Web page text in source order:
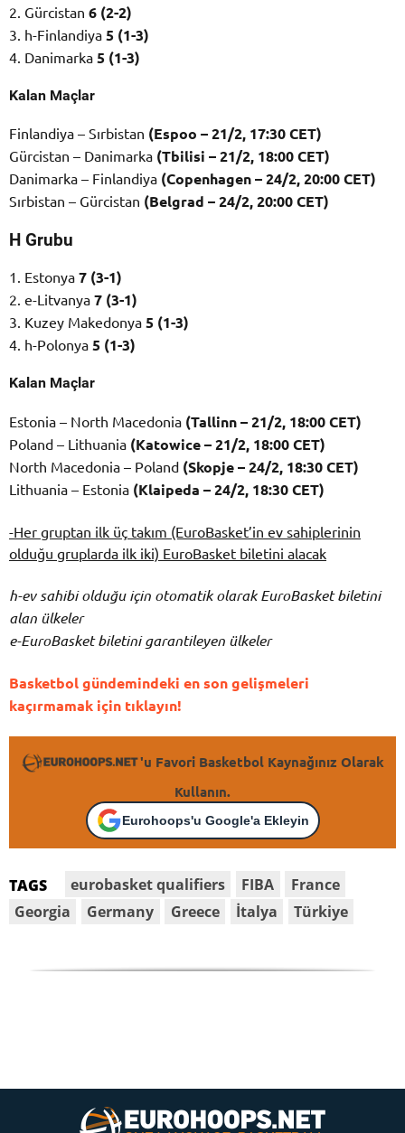
2. Gürcistan 6 (2-2)
3. h-Finlandiya 5 (1-3)
4. Danimarka 5 (1-3)
Kalan Maçlar
Finlandiya – Sırbistan (Espoo – 21/2, 17:30 CET)
Gürcistan – Danimarka (Tbilisi – 21/2, 18:00 CET)
Danimarka – Finlandiya (Copenhagen – 24/2, 20:00 CET)
Sırbistan – Gürcistan (Belgrad – 24/2, 20:00 CET)
H Grubu
1. Estonya 7 (3-1)
2. e-Litvanya 7 (3-1)
3. Kuzey Makedonya 5 (1-3)
4. h-Polonya 5 (1-3)
Kalan Maçlar
Estonia – North Macedonia (Tallinn – 21/2, 18:00 CET)
Poland – Lithuania (Katowice – 21/2, 18:00 CET)
North Macedonia – Poland (Skopje – 24/2, 18:30 CET)
Lithuania – Estonia (Klaipeda – 24/2, 18:30 CET)
-Her gruptan ilk üç takım (EuroBasket’in ev sahiplerinin
olduğu gruplarda ilk iki) EuroBasket biletini alacak
h-ev sahibi olduğu için otomatik olarak EuroBasket biletini
alan ülkeler
e-EuroBasket biletini garantileyen ülkeler
Basketbol gündemindeki en son gelişmeleri
kaçırmamak için tıklayın!
'u Favori Basketbol Kaynağınız Olarak
Kullanın.
Eurohoops'u Google'a Ekleyin
TAGS eurobasket qualifiers FIBA
France
Georgia
Germany Greece İtalya Türkiye